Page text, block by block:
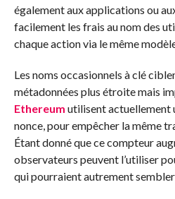
également aux applications ou
facilement les frais au nom des
chaque action via le même
Les noms occasionnels à clé
métadonnées plus étroite mais
Ethereum utilisent actuellement
nonce, pour empêcher la même
Étant donné que ce compteur
observateurs peuvent l’utiliser
qui pourraient autrement